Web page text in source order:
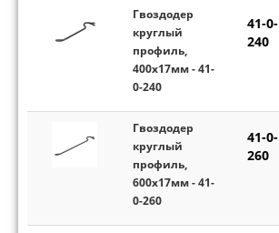
Гвоздодер
круглый
профиль,
400х17мм - 41-
0-240
41-0-
240
Гвоздодер
круглый
профиль,
600х17мм - 41-
0-260
41-0-
260